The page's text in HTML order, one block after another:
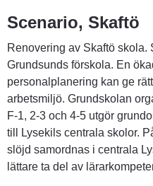
Scenario, Skaftö
Renovering av Skaftö skola.
Grundsunds förskola. En
personalplanering kan ge
arbetsmiljö. Grundskolan
F-1, 2-3 och 4-5 utgör
till Lysekils centrala skolor.
slöjd samordnas i centrala
lättare ta del av